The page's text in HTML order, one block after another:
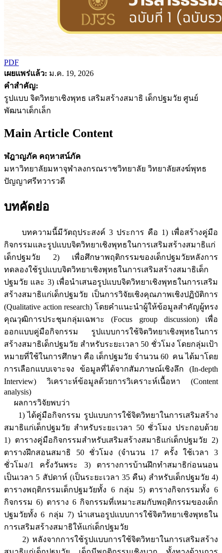
PDF
เผยแพร่แล้ว: ม.ค. 19, 2026
คำสำคัญ:
รูปแบบ จิตวิทยาเชิงพุทธ เสริมสร้างสมาธิ เด็กปฐมวัย ศูนย์
พัฒนาเด็กเล็ก
Main Article Content
ฬฎาญภัค คฤหาสน์ภัค
มหาวิทยาลัยมหาจุฬาลงกรณราชวิทยาลัย วิทยาลัยสงฆ์พุทธ
ปัญญาศรีทวารวดี
บทคัดย่อ
บทความนี้มีวัตถุประสงค์ 3 ประการ คือ 1) เพื่อสร้างคู่มือ
กิจกรรมและรูปแบบจิตวิทยาเชิงพุทธในการเสริมสร้างสมาธิแก่
เด็กปฐมวัย 2) เพื่อศึกษาพฤติกรรมของเด็กปฐมวัยหลังการ
ทดลองใช้รูปแบบจิตวิทยาเชิงพุทธในการเสริมสร้างสมาธิเด็ก
ปฐมวัย และ 3) เพื่อนำเสนอรูปแบบจิตวิทยาเชิงพุทธในการเสริม
สร้างสมาธิแก่เด็กปฐมวัย เป็นการวิจัยเชิงคุณภาพเชิงปฏิบัติการ
(Qualitative action research) โดยคำแนะนำผู้ให้ข้อมูลสำคัญผู้ทรง
คุณวุฒิการประชุมกลุ่มเฉพาะ (Focus group discussion) เพื่อ
ออกแบบคู่มือกิจกรรม รูปแบบการใช้จิตวิทยาเชิงพุทธในการ
สร้างสมาธิเด็กปฐมวัย สำหรับระยะเวลา 50 ชั่วโมง โดยกลุ่มเป้า
หมายที่ใช้ในการศึกษา คือ เด็กปฐมวัย จำนวน 60 คน ได้มาโดย
การเลือกแบบเจาะจง ข้อมูลที่ได้จากสัมภาษณ์เชิงลึก (In-depth
Interview) วิเคราะห์ข้อมูลด้วยการวิเคราะห์เนื้อหา (Content
analysis)
ผลการวิจัยพบว่า
1) ได้คู่มือกิจกรรม รูปแบบการใช้จิตวิทยาในการเสริมสร้าง
สมาธิแก่เด็กปฐมวัย สำหรับระยะเวลา 50 ชั่วโมง ประกอบด้วย
1) ตารางคู่มือกิจกรรมสำหรับเสริมสร้างสมาธิแก่เด็กปฐมวัย 2)
ตารางฝึกสอนสมาธิ 50 ชั่วโมง (จำนวน 17 ครั้ง ใช้เวลา 3
ชั่วโมง/1 ครั้งวันพระ 3) ตารางการบ้านฝึกทำสมาธิก่อนนอน
เป็นเวลา 5 สัปดาห์ (เป็นระยะเวลา 35 คืน) สำหรับเด็กปฐมวัย 4)
ตารางพฤติกรรมเด็กปฐมวัยทั้ง 6 กลุ่ม 5) ตารางกิจกรรมทั้ง 6
กิจกรรม 6) ตาราง 6 กิจกรรมที่เหมาะสมกับพฤติกรรมของเด็ก
ปฐมวัยทั้ง 6 กลุ่ม 7) นำเสนอรูปแบบการใช้จิตวิทยาเชิงพุทธใน
การเสริมสร้างสมาธิให้แก่เด็กปฐมวัย
2) หลังจากการใช้รูปแบบการใช้จิตวิทยาในการเสริมสร้าง